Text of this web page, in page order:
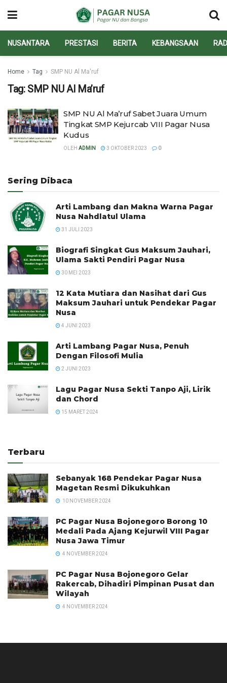
NUSANTARA PRESTASI BERITA KEBANGSAAN
Home Tag SMP NU Al Ma'ruf
Tag: SMP NU Al Ma’ruf
SMP NU Al Ma’ruf Sabet Juara Umum
Tingkat SMP Kejurcab VIII Pagar Nusa
Kudus
OLEH ADMIN 3 OKTOBER 2023 0
Sering Dibaca
Arti Lambang dan Makna Warna Pagar
Nusa Nahdlatul Ulama
31 JULI 2023
Biografi Singkat Gus Maksum Jauhari,
Ulama Sakti Pendiri Pagar Nusa
30 MEI 2023
12 Kata Mutiara dan Nasihat dari Gus
Maksum Jauhari untuk Pendekar Pagar
Nusa
4 JUNI 2023
Arti Lambang Pagar Nusa, Penuh
Dengan Filosofi Mulia
2 JUNI 2023
Lagu Pagar Nusa Sekti Tanpo Aji, Lirik
dan Chord
15 MARET 2024
Terbaru
Sebanyak 168 Pendekar Pagar Nusa
Magetan Resmi Dikukuhkan
10 NOVEMBER 2024
PC Pagar Nusa Bojonegoro Borong 10
Medali Pada Ajang Kejurwil VIII Pagar
Nusa Jawa Timur
4 NOVEMBER 2024
PC Pagar Nusa Bojonegoro Gelar
Rakercab, Dihadiri Pimpinan Pusat dan
Wilayah
4 NOVEMBER 2024